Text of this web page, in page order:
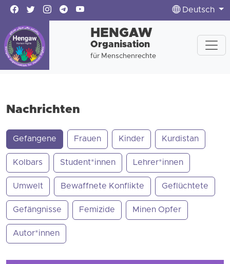
Deutsch
HENGAW
Organisation
für Menschenrechte
Nachrichten
Gefangene Frauen Kinder Kurdistan
Kolbars Student*innen Lehrer*innen
Umwelt Bewaffnete Konflikte Geflüchtete
Gefängnisse Femizide Minen Opfer
Autor*innen